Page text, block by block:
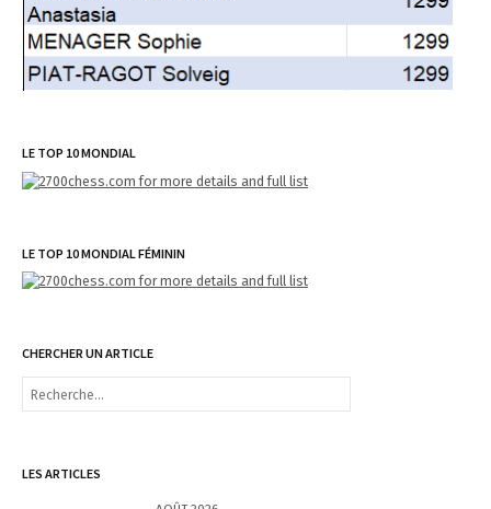
LE TOP 10 MONDIAL
LE TOP 10 MONDIAL FÉMININ
CHERCHER UN ARTICLE
R
rLES ARTICLES